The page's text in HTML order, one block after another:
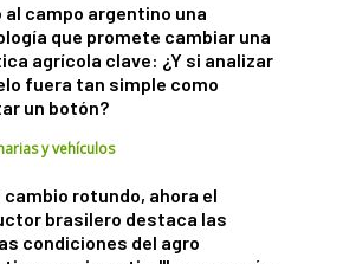
al campo argentino una
que promete cambiar una
agrícola clave: ¿Y si analizar
fuera tan simple como
un botón?
y vehículos
cambio rotundo, ahora el
brasilero destaca las
condiciones del agro